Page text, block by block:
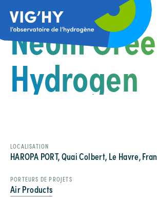
Neom
Hydrogen
LOCALISATION
HAROPA PORT, Quai Colbert, Le Havre,
PORTEURS DE PROJETS
Air Products